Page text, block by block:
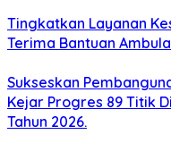
Tingkatkan Layanan
Terima Bantuan
Sukseskan
Kejar Progres 89 Titik
Tahun 2026.